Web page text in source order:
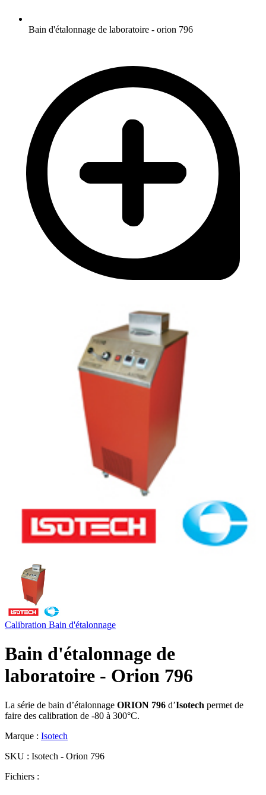
Bain d'étalonnage de laboratoire - orion 796
Calibration Bain d'étalonnage
Bain d'étalonnage de
laboratoire - Orion 796
La série de bain d’étalonnage ORION 796 d’Isotech permet de
faire des calibration de -80 à 300°C.
Marque : Isotech
SKU : Isotech - Orion 796
Fichiers :